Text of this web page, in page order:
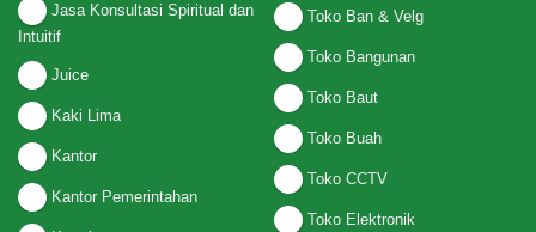
Jasa Konsultasi Spiritual dan
Intuitif
Juice
Kaki Lima
Kantor
Kantor Pemerintahan
Toko Ban & Velg
Toko Bangunan
Toko Baut
Toko Buah
Toko CCTV
Toko Elektronik